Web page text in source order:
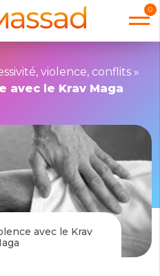
0
violence, conflits »
avec le Krav Maga
avec le Krav